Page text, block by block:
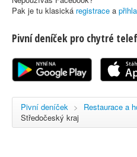
Registrace
Pak je tu klasická registrace a
Pivní deníček pro chytré
Pivní deníček > Restaurace a
Středočeský kraj